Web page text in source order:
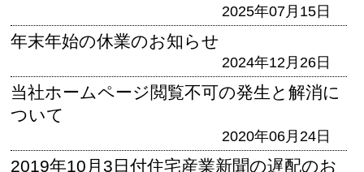
2025年07月15日
年末年始の休業のお知らせ
2024年12月26日
当社ホームページ閲覧不可の発生と解消に
ついて
2020年06月24日
2019年10月3日付住宅産業新聞の遅配のお